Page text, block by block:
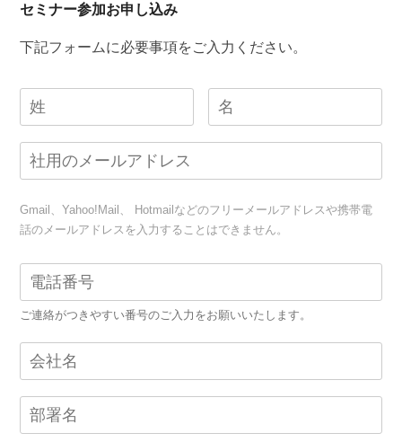
セミナー参加お申し込み
下記フォームに必要事項をご入力ください。
Gmail、Yahoo!Mail、 Hotmailなどのフリーメールアドレスや携帯電
話のメールアドレスを入力することはできません。
ご連絡がつきやすい番号のご入力をお願いいたします。